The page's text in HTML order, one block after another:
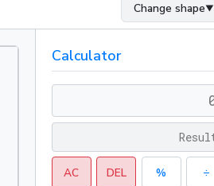
Change shape▼
Calculator
AC DEL % ÷